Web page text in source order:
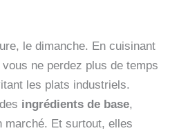
le dimanche. En cuisinant
ne perdez plus de temps
les plats industriels.
ingrédients de base,
marché. Et surtout, elles